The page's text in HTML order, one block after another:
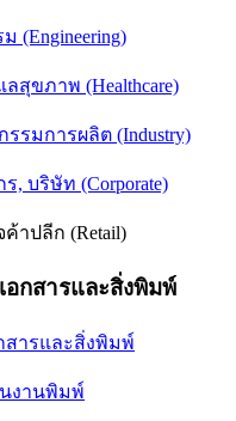
(Engineering)
สุขภาพ (Healthcare)
รมการผลิต (Industry)
บริษัท (Corporate)
าปลีก (Retail)
อกสารและสิ่งพิมพ์
สารและสิ่งพิมพ์
งานพิมพ์